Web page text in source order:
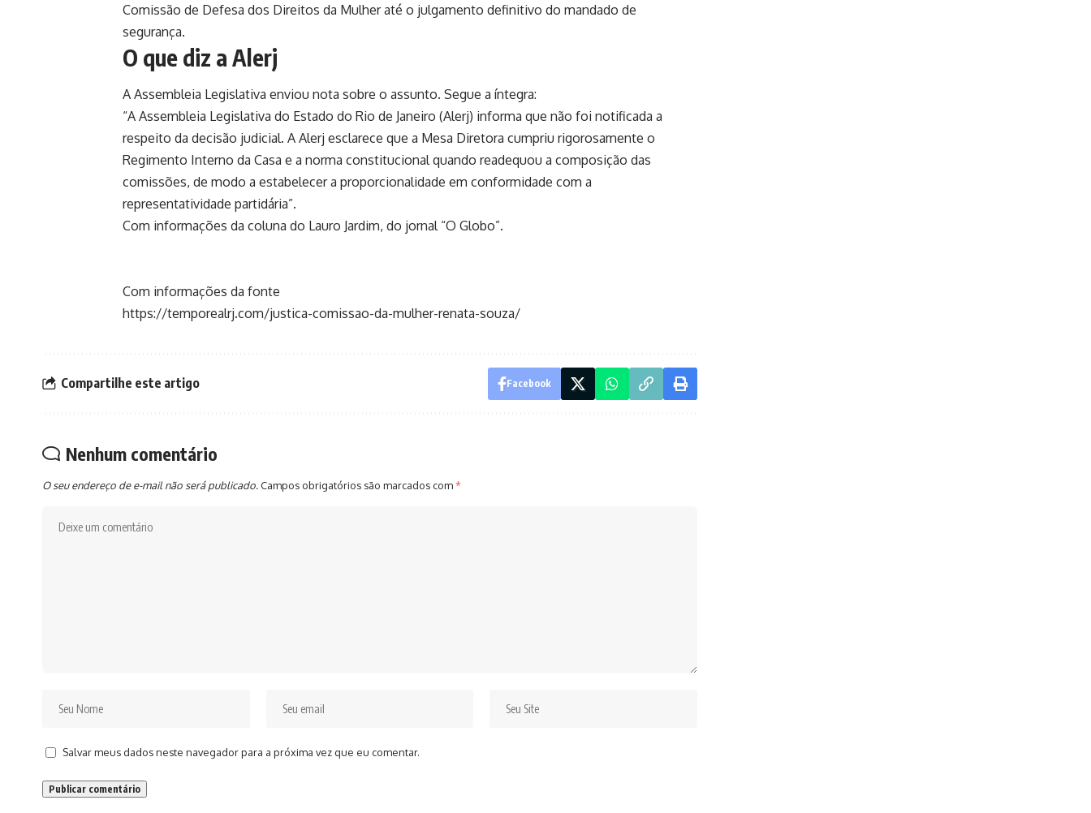
Comissão de Defesa dos Direitos da Mulher até o julgamento definitivo do mandado de
segurança.
O que diz a Alerj
A Assembleia Legislativa enviou nota sobre o assunto. Segue a íntegra:
“A Assembleia Legislativa do Estado do Rio de Janeiro (Alerj) informa que não foi notificada a
respeito da decisão judicial. A Alerj esclarece que a Mesa Diretora cumpriu rigorosamente o
Regimento Interno da Casa e a norma constitucional quando readequou a composição das
comissões, de modo a estabelecer a proporcionalidade em conformidade com a
representatividade partidária”.
Com informações da coluna do Lauro Jardim, do jornal “O Globo”.
Com informações da fonte
https://temporealrj.com/justica-comissao-da-mulher-renata-souza/
Compartilhe este artigo Facebook
Nenhum comentário
O seu endereço de e-mail não será publicado. Campos obrigatórios são marcados com*
Salvar meus dados neste navegador para a próxima vez que eu comentar.